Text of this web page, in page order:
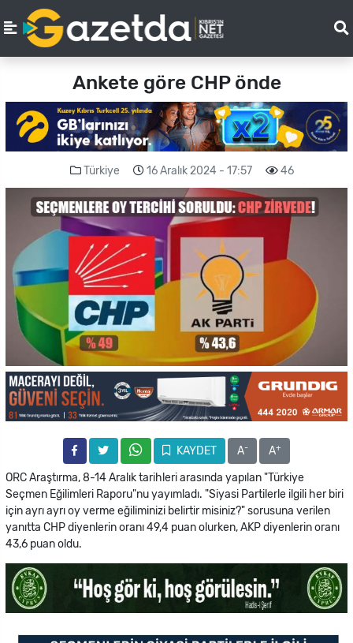
Ankete göre CHP önde
Türkiye 16 Aralık 2024 - 17:57 46
KAYDET A- A+
ORC Araştırma, 8-14 Aralık tarihleri arasında yapılan "Türkiye
Seçmen Eğilimleri Raporu"nu yayımladı. "Siyasi Partilerle ilgili her biri
için ayrı ayrı oy verme eğiliminizi belirtir misiniz?" sorusuna verilen
yanıtta CHP diyenlerin oranı 49,4 puan olurken, AKP diyenlerin oranı
43,6 puan oldu.